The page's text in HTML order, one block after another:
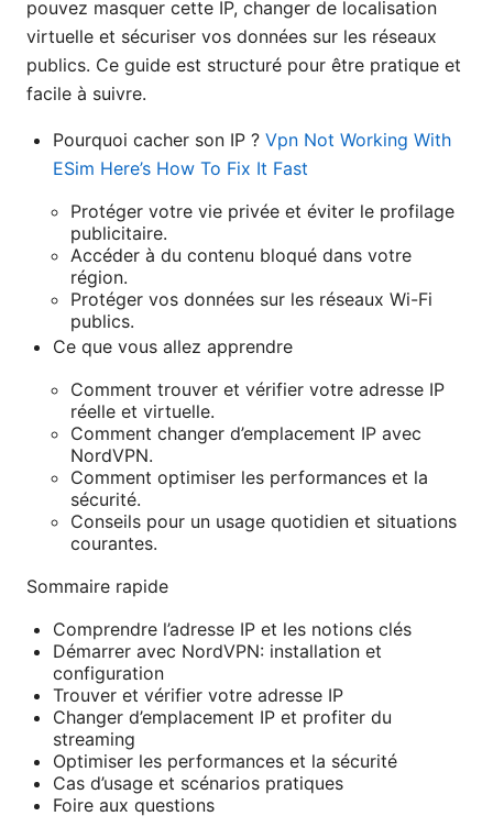
pouvez masquer cette IP, changer de localisation
virtuelle et sécuriser vos données sur les réseaux
publics. Ce guide est structuré pour être pratique et
facile à suivre.
Pourquoi cacher son IP ? Vpn Not Working With
ESim Here’s How To Fix It Fast
Protéger votre vie privée et éviter le profilage
publicitaire.
Accéder à du contenu bloqué dans votre
région.
Protéger vos données sur les réseaux Wi-Fi
publics.
Ce que vous allez apprendre
Comment trouver et vérifier votre adresse IP
réelle et virtuelle.
Comment changer d’emplacement IP avec
NordVPN.
Comment optimiser les performances et la
sécurité.
Conseils pour un usage quotidien et situations
courantes.
Sommaire rapide
Comprendre l’adresse IP et les notions clés
Démarrer avec NordVPN: installation et
configuration
Trouver et vérifier votre adresse IP
Changer d’emplacement IP et profiter du
streaming
Optimiser les performances et la sécurité
Cas d’usage et scénarios pratiques
Foire aux questions